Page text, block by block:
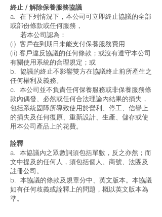
終止 / 解除保養服務協議
a. 在下列情況下，本公司可立即終止協議的全部
或部份條款或任何服務，
若本公司認為：
(i) 客戶在到期日未能支付保養服務費用
(ii) 客戶違反協議的任何條款；或沒有遵守本公司
有關使用系統的合理規定；或
b. 協議的終止不影響雙方在協議終止前所產生之
任何權利及義務。
c. 本公司並不負責任何保養服務或非保養服務條
款內偶發、必然或任何合法理論內結果的損失，
包括系統固障所導致使用於營利、停工、信譽上
的損失及任何復原、重新設計、生產、儲存或使
用本公司產品上的花費。
詮釋
a. 本協議內之眾數詞須包括單數，反之亦然；而
文中提及的任何人，須包括個人、商號、法團及
註冊公司。
b. 本協議的條款及規章分中、英文版本。本協議
如有任何歧義或詮釋上的問題，概以英文版本為
準。